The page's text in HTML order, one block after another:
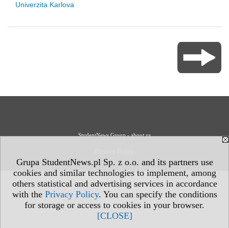
Grupa StudentNews.pl Sp. z o.o. and its partners use
cookies and similar technologies to implement, among
others statistical and advertising services in accordance
with the Privacy Policy. You can specify the conditions
for storage or access to cookies in your browser.
[CLOSE]
Univerzita Karlova
StudentNews Group - about us